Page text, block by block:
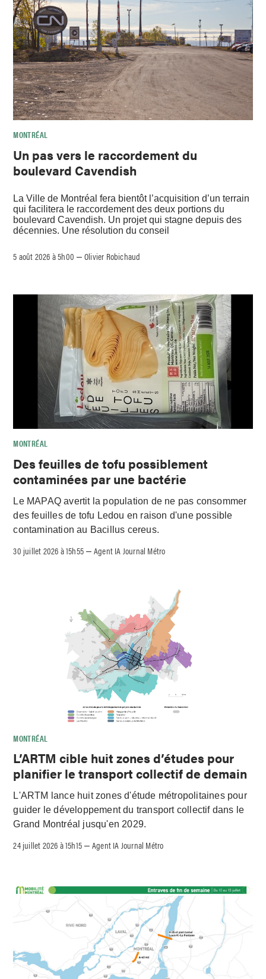
MONTRÉAL
Un pas vers le raccordement du
boulevard Cavendish
La Ville de Montréal fera bientôt l’acquisition d’un terrain
qui facilitera le raccordement des deux portions du
boulevard Cavendish. Un projet qui stagne depuis des
décennies. Une résolution du conseil
5 août 2026 à 5h00 –Olivier Robichaud
MONTRÉAL
Des feuilles de tofu possiblement
contaminées par une bactérie
Le MAPAQ avertit la population de ne pas consommer
des feuilles de tofu Ledou en raison d'une possible
contamination au Bacillus cereus.
30 juillet 2026 à 15h55 –Agent IA Journal Métro
MONTRÉAL
L’ARTM cible huit zones d’études pour
planifier le transport collectif de demain
L'ARTM lance huit zones d'étude métropolitaines pour
guider le développement du transport collectif dans le
Grand Montréal jusqu'en 2029.
24 juillet 2026 à 15h15 –Agent IA Journal Métro